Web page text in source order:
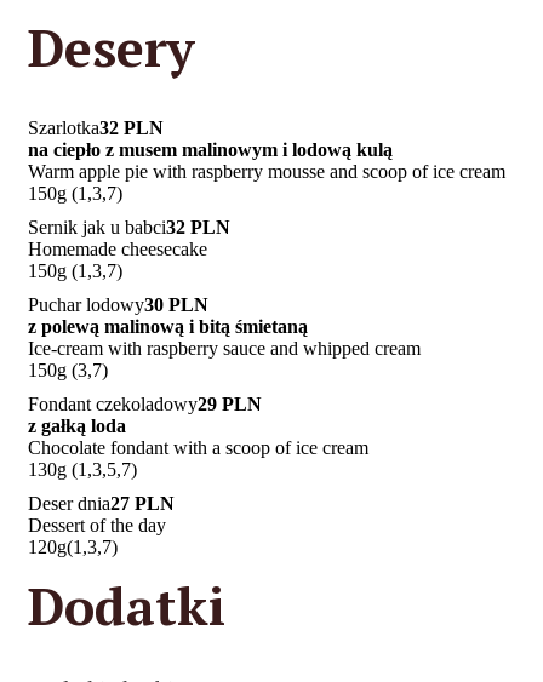
Desery
Szarlotka32 PLN
na ciepło z musem malinowym i lodową kulą
Warm apple pie with raspberry mousse and scoop of ice cream
150g (1,3,7)
Sernik jak u babci32 PLN
Homemade cheesecake
150g (1,3,7)
Puchar lodowy30 PLN
z polewą malinową i bitą śmietaną
Ice-cream with raspberry sauce and whipped cream
150g (3,7)
Fondant czekoladowy29 PLN
z gałką loda
Chocolate fondant with a scoop of ice cream
130g (1,3,5,7)
Deser dnia27 PLN
Dessert of the day
120g(1,3,7)
Dodatki